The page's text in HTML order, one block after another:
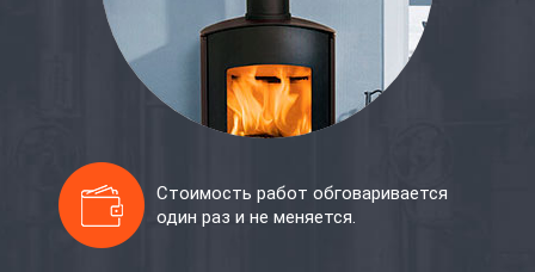
Стоимость работ обговаривается
один раз и не меняется.